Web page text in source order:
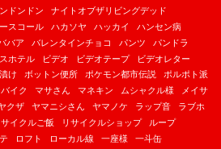
ンドンドン
ナイトオブザリビングデッド
スコール ハカソヤ ハッカイ
ハンセン病
バア バレンタインチョコ パンツ
パンドラ
ホテル ビデオ ビデオテープ
ビデオレター
け ボットン便所 ポケモン都市伝説
ポルポト派
イク マサさん マネキン ムシャクル様
メイサ
クザ ヤマニシさん ヤマノケ ラップ音
ラブホ
サイクルご飯 リサイクルショップ
ループ
ロフト ローカル線 一座様
一斗缶